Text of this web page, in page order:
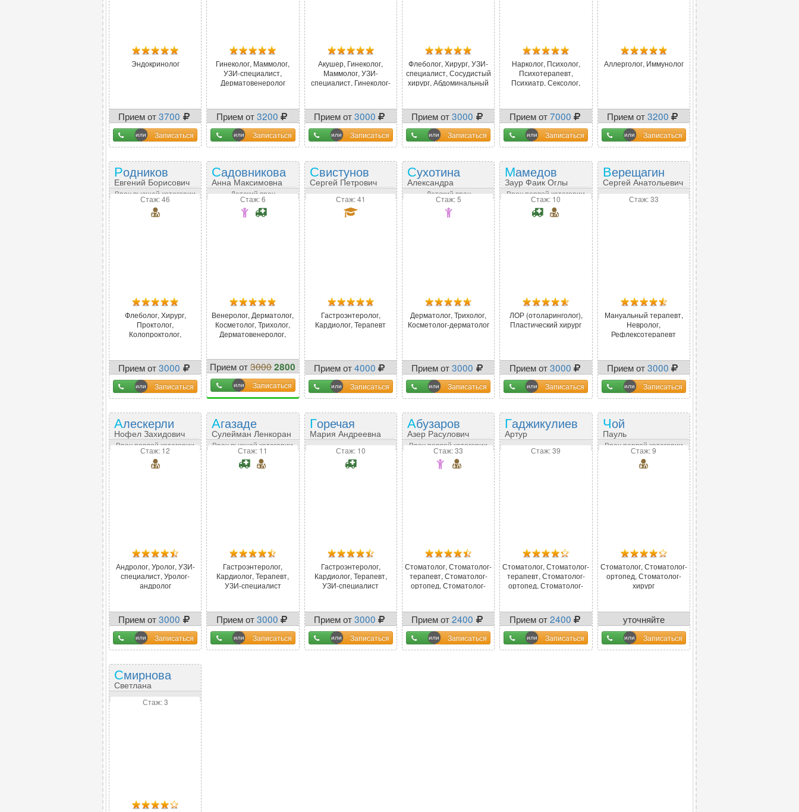
Эндокринолог
Прием от3700
Записаться
Гинеколог, Маммолог,
УЗИ-специалист,
Дерматовенеролог
Прием от3200
Записаться
Акушер, Гинеколог,
Маммолог, УЗИ-
специалист, Гинеколог-
Прием от3000
Записаться
Флеболог, Хирург, УЗИ-
специалист, Сосудистый
хирург, Абдоминальный
Прием от3000
Записаться
Нарколог, Психолог,
Психотерапевт,
Психиатр, Сексолог,
Прием от7000
Записаться
Аллерголог, Иммунолог
Прием от3200
Записаться
Родников
Евгений Борисович
Врач высшей категории
Стаж: 46
Флеболог, Хирург,
Проктолог,
Колопроктолог,
Прием от3000
Записаться
Садовникова
Анна Максимовна
Детский врач
Стаж: 6
Венеролог, Дерматолог,
Косметолог, Трихолог,
Дерматовенеролог,
Прием от30002800
-7%
Записаться
Свистунов
Сергей Петрович
Стаж: 41
Гастроэнтеролог,
Кардиолог, Терапевт
Прием от4000
Записаться
Сухотина
Александра
Геннадьевна
Детский врач
Стаж: 5
Дерматолог, Трихолог,
Косметолог-дерматолог
Прием от3000
Записаться
Мамедов
Заур Фаик Оглы
Врач первой категории
Стаж: 10
ЛОР (отоларинголог),
Пластический хирург
Прием от3000
Записаться
Верещагин
Сергей Анатольевич
Стаж: 33
Мануальный терапевт,
Невролог,
Рефлексотерапевт
Прием от3000
Записаться
Алескерли
Нофел Захидович
Врач первой категории
Стаж: 12
Андролог, Уролог, УЗИ-
специалист, Уролог-
андролог
Прием от3000
Записаться
Агазаде
Сулейман Ленкоран
оглы
Врач высшей категории
Стаж: 11
Гастроэнтеролог,
Кардиолог, Терапевт,
УЗИ-специалист
Прием от3000
Записаться
Горечая
Мария Андреевна
Стаж: 10
Гастроэнтеролог,
Кардиолог, Терапевт,
УЗИ-специалист
Прием от3000
Записаться
Абузаров
Азер Расулович
Врач первой категории
Стаж: 33
Стоматолог, Стоматолог-
терапевт, Стоматолог-
ортопед, Стоматолог-
Прием от2400
Записаться
Гаджикулиев
Артур
Абумуслимович
Стаж: 39
Стоматолог, Стоматолог-
терапевт, Стоматолог-
ортопед, Стоматолог-
Прием от2400
Записаться
Чой
Пауль
Врач первой категории
Стаж: 9
Стоматолог, Стоматолог-
ортопед, Стоматолог-
хирург
уточняйте
у оператора
Записаться
Смирнова
Светлана
Валерьевна
Стаж: 3